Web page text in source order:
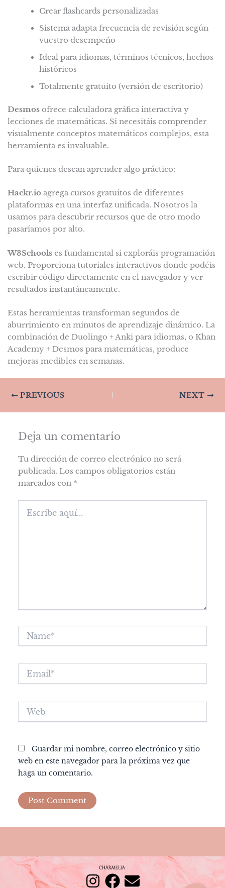
Crear flashcards personalizadas
Sistema adapta frecuencia de revisión según
vuestro desempeño
Ideal para idiomas, términos técnicos, hechos
históricos
Totalmente gratuito (versión de escritorio)
Desmosofrece calculadora gráfica interactiva y
lecciones de matemáticas. Si necesitáis comprender
visualmente conceptos matemáticos complejos, esta
herramienta es invaluable.
Para quienes desean aprender algo práctico:
Hackr.ioagrega cursos gratuitos de diferentes
plataformas en una interfaz unificada. Nosotros la
usamos para descubrir recursos que de otro modo
pasaríamos por alto.
W3Schoolses fundamental si exploráis programación
web. Proporciona tutoriales interactivos donde podéis
escribir código directamente en el navegador y ver
resultados instantáneamente.
Estas herramientas transforman segundos de
aburrimiento en minutos de aprendizaje dinámico. La
combinación de Duolingo + Anki para idiomas, o Khan
Academy + Desmos para matemáticas, produce
mejoras medibles en semanas.
PREVIOUS NEXT
Deja un comentario
Tu dirección de correo electrónico no será
publicada. Los campos obligatorios están
marcados con *
aquí...
Email*
Guardar mi nombre, correo electrónico y sitio
web en este navegador para la próxima vez que
haga un comentario.